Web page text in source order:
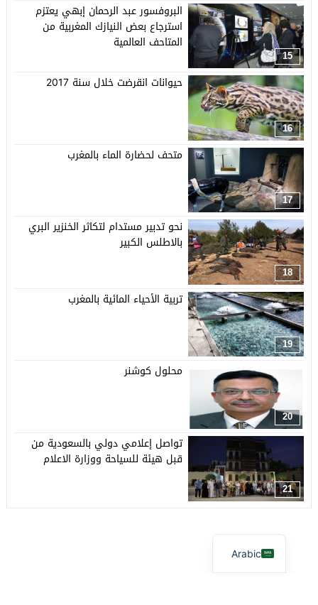
15
البروفسور عبد الرحمان إبهي يعتزم
استرجاع بعض النيازك المغربية من
المتاحف العالمية
16
حيوانات انقرضت خلال سنة 2017
17
متحف لحضارة الماء بالمغرب
18
نحو تدبير مستدام لتكاثر الخنزير البري
بالاطلس الكبير
19
تربية الأحياء المائية بالمغرب
20
محلول كوشنر
21
تواصل إعلامي دولي بالسعودية من
قبل هيئة للسياحة ووزارة الاعلام
Arabic